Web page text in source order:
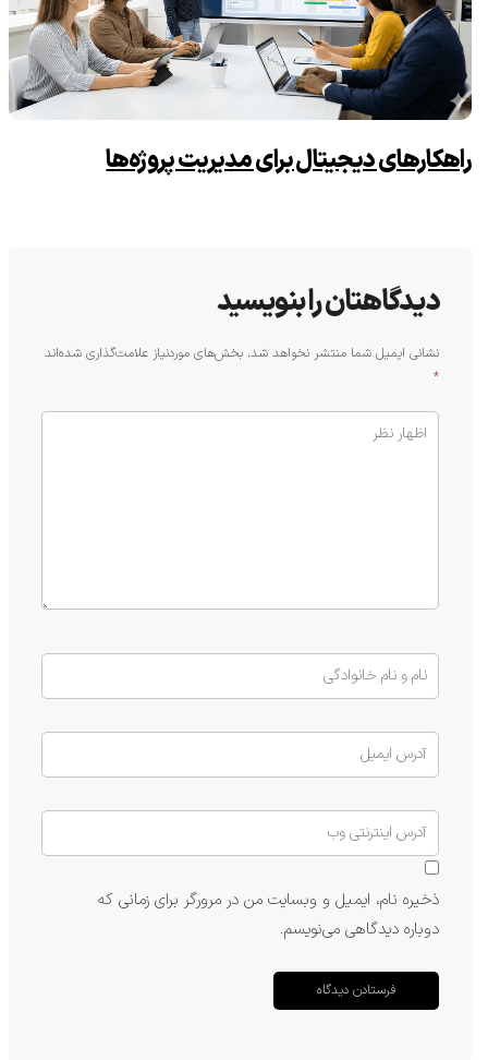
راهکارهای دیجیتال برای مدیریت پروژه‌ها
دیدگاهتان را بنویسید
نشانی ایمیل شما منتشر نخواهد شد. بخش‌های موردنیاز علامت‌گذاری شده‌اند
ذخیره نام، ایمیل و وبسایت من در مرورگر برای زمانی که
دوباره دیدگاهی می‌نویسم.